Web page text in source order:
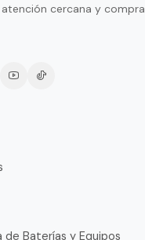
cercana y compra
Baterías y Equipos